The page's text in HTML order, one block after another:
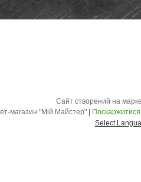
Сайт створений на
Select